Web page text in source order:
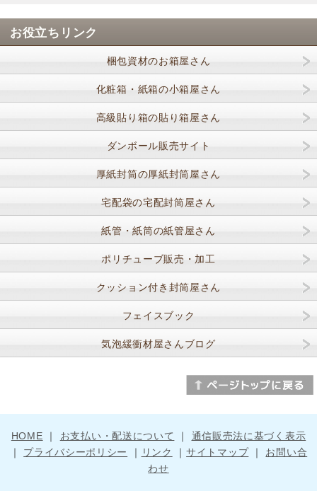
お役立ちリンク
梱包資材のお箱屋さん
化粧箱・紙箱の小箱屋さん
高級貼り箱の貼り箱屋さん
ダンボール販売サイト
厚紙封筒の厚紙封筒屋さん
宅配袋の宅配封筒屋さん
紙管・紙筒の紙管屋さん
ポリチューブ販売・加工
クッション付き封筒屋さん
フェイスブック
気泡緩衝材屋さんブログ
HOME ｜ お支払い・配送について ｜ 通信販売法に基づく表示
｜ プライバシーポリシー ｜ リンク ｜サイトマップ｜ お問い合
わせ